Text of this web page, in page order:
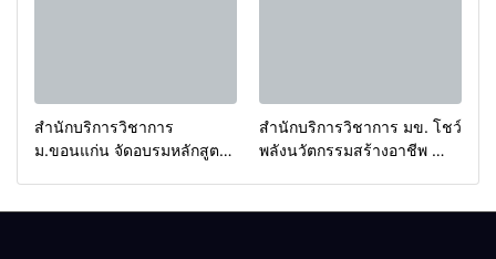
สำนักบริการวิชาการ
ม.ขอนแก่น จัดอบรมหลักสูตร
สำนักบริการวิชาการ มข. โชว์
พลังนวัตกรรมสร้างอาชีพ นำ